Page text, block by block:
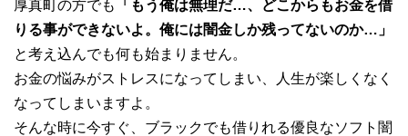
厚真町の方でも
「もう俺は無理だ…、どこからもお金を借
りる事ができないよ。俺には闇金しか残ってないのか…」
と考え込んでも何も始まりません。
お金の悩みがストレスになってしまい、人生が楽しくなく
なってしまいますよ。
そんな時に今すぐ、ブラックでも借りれる優良なソフト闇